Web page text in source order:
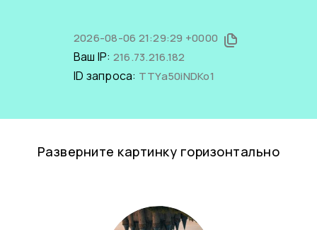
2026-08-06 21:29:29 +0000
Ваш IP: 216.73.216.182
ID запроса: TTYa50iNDKo1
Разверните картинку горизонтально